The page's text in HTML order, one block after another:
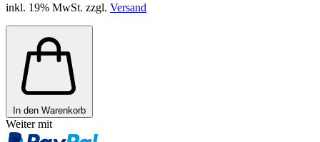
inkl. 19% MwSt. zzgl. Versand
In den Warenkorb
Weiter mit